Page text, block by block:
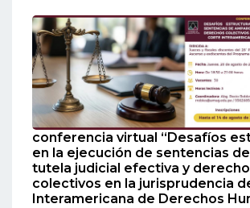
conferencia virtual “Desafíos
en la ejecución de sentencias
tutela judicial efectiva y
colectivos en la jurisprudencia
Interamericana de Derechos